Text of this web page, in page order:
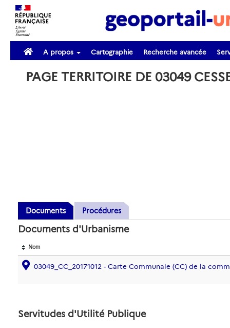
A propos Cartographie Recherche avancée
PAGE TERRITOIRE DE 03049
Documents Procédures
Documents d'Urbanisme
Nom
03049_CC_20171012 - Carte Communale (CC) de la
Servitudes d'Utilité Publique